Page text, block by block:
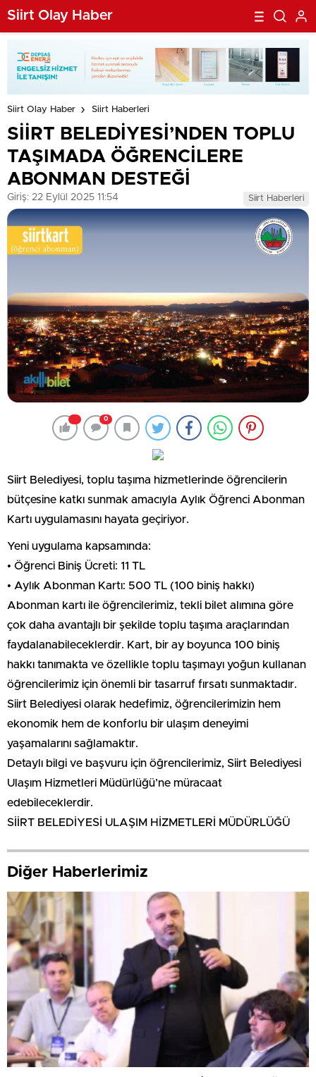
Siirt Olay Haber
Siirt Olay Haber Siirt Haberleri
SİİRT BELEDİYESİ’NDEN TOPLU
TAŞIMADA ÖĞRENCİLERE
ABONMAN DESTEĞİ
Giriş: 22 Eylül 2025 11:54 Siirt Haberleri
0
Siirt Belediyesi, toplu taşıma hizmetlerinde öğrencilerin
bütçesine katkı sunmak amacıyla Aylık Öğrenci Abonman
Kartı uygulamasını hayata geçiriyor.
Yeni uygulama kapsamında:
• Öğrenci Biniş Ücreti: 11 TL
• Aylık Abonman Kartı: 500 TL (100 biniş hakkı)
Abonman kartı ile öğrencilerimiz, tekli bilet alımına göre
çok daha avantajlı bir şekilde toplu taşıma araçlarından
faydalanabileceklerdir. Kart, bir ay boyunca 100 biniş
hakkı tanımakta ve özellikle toplu taşımayı yoğun kullanan
öğrencilerimiz için önemli bir tasarruf fırsatı sunmaktadır.
Siirt Belediyesi olarak hedefimiz, öğrencilerimizin hem
ekonomik hem de konforlu bir ulaşım deneyimi
yaşamalarını sağlamaktır.
Detaylı bilgi ve başvuru için öğrencilerimiz, Siirt Belediyesi
Ulaşım Hizmetleri Müdürlüğü’ne müracaat
edebileceklerdir.
SİİRT BELEDİYESİ ULAŞIM HİZMETLERİ MÜDÜRLÜĞÜ
Diğer Haberlerimiz